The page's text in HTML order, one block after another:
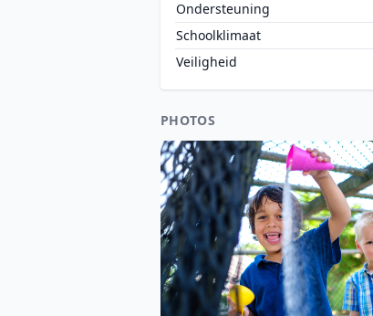
Ondersteuning
Schoolklimaat
Veiligheid
PHOTOS